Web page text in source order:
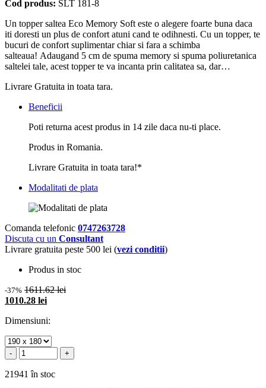
Cod produs: SLT 181-8
Un topper saltea Eco Memory Soft este o alegere foarte buna daca
iti doresti un plus de confort atuni cand te odihnesti. Cu un topper, te
bucuri de confort suplimentar chiar si fara a schimba
salteaua! Adaugand 5 cm de spuma memory si spuma poliuretanica
saltelei tale, acest topper te va incanta prin calitatea sa, dar…
Livrare Gratuita in toata tara.
Beneficii
Poti returna acest produs in 14 zile daca nu-ti place.
Produs in Romania.
Livrare Gratuita in toata tara!*
Modalitati de plata
Comanda telefonic 0747263728
Discuta cu un Consultant
Livrare gratuita peste 500 lei (vezi conditii)
Produs in stoc
-37% 1611.62 lei
1010.28 lei
Dimensiuni:
- +
21941 în stoc